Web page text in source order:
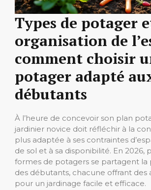
Types de potager
organisation de
comment choisir
potager adapté
débutants
À l’heure de concevoir son plan
jardinier novice doit réfléchir à la
plus adaptée à ses contraintes
de sol et à sa disponibilité. En 2026,
formes de potagers se partagent la
des débutants, chacune offrant des
pour un jardinage facile et efficace.